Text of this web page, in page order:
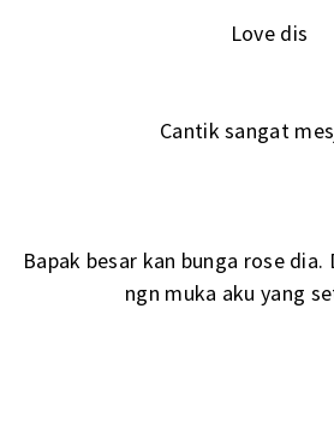
Love dis
Cantik sangat
Bapak besar kan bunga rose dia.
ngn muka aku yang